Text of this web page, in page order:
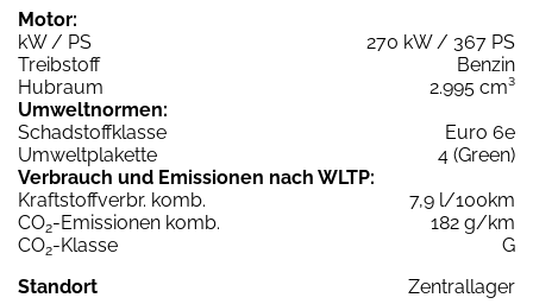
Motor:
kW / PS
270 kW / 367 PS
Treibstoff
Benzin
Hubraum
2.995 cm³
Umweltnormen:
Schadstoffklasse
Euro 6e
Umweltplakette
4 (Green)
Verbrauch und Emissionen nach WLTP:
Kraftstoffverbr. komb.
7,9 l/100km
CO2-Emissionen komb.
182 g/km
CO2-Klasse
G
Standort
Zentrallager